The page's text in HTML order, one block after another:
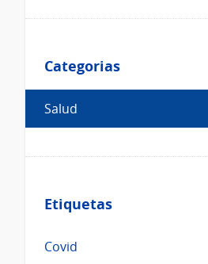
Categorias
Categorias
Salud
Etiquetas
Etiquetas
Covid